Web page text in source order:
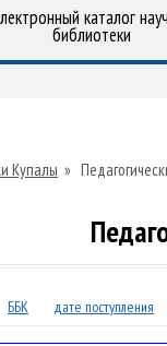
каталог
библиотеки
Купалы »
ББК дате поступления